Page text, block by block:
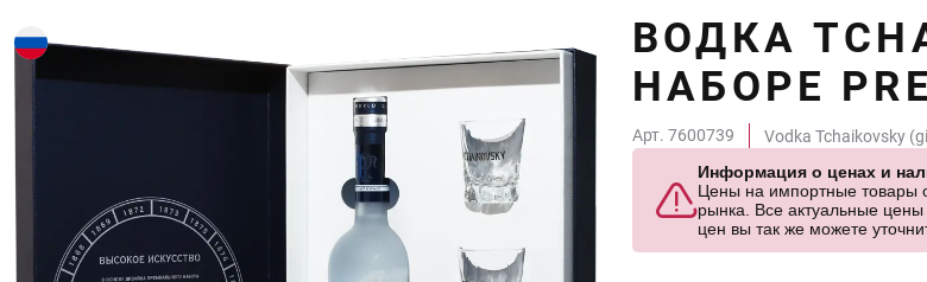
ВОДКА
НАБОРЕ
Арт. 7600739
Vodka Tchaikovsky
Информация о ценах и
Цены на импортные товары
рынка. Все актуальные
цен вы так же можете